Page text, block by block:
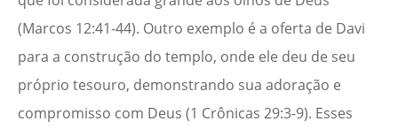
(Marcos 12:41-44). Outro exemplo é a oferta de Davi
para a construção do templo, onde ele deu de seu
próprio tesouro, demonstrando sua adoração e
compromisso com Deus (1 Crônicas 29:3-9). Esses